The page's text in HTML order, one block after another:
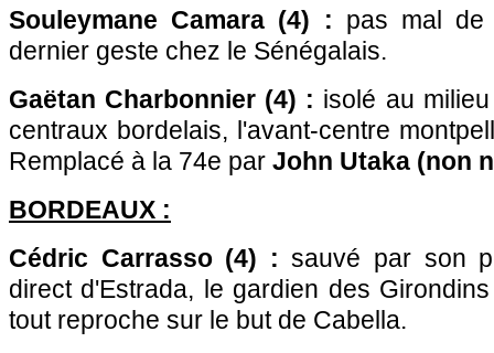
Souleymane Camara (4) : pas mal de
dernier geste chez le Sénégalais.
Gaëtan Charbonnier (4) : isolé au
centraux bordelais, l'avant-centre
Remplacé à la 74e par John Utaka (non
BORDEAUX :
Cédric Carrasso (4) : sauvé par son
direct d'Estrada, le gardien des
tout reproche sur le but de Cabella.